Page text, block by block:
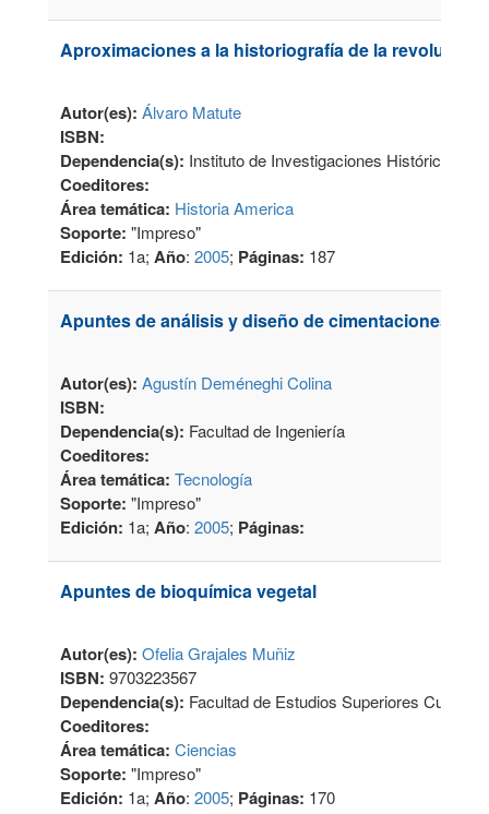
Aproximaciones a la historiografía de la revolución
Autor(es): Álvaro Matute
ISBN:
Dependencia(s): Instituto de Investigaciones Históricas
Coeditores:
Área temática: Historia America
Soporte: "Impreso"
Edición: 1a; Año: 2005; Páginas: 187
Apuntes de análisis y diseño de cimentaciones
Autor(es): Agustín Deméneghi Colina
ISBN:
Dependencia(s): Facultad de Ingeniería
Coeditores:
Área temática: Tecnología
Soporte: "Impreso"
Edición: 1a; Año: 2005; Páginas:
Apuntes de bioquímica vegetal
Autor(es): Ofelia Grajales Muñiz
ISBN: 9703223567
Dependencia(s): Facultad de Estudios Superiores
Coeditores:
Área temática: Ciencias
Soporte: "Impreso"
Edición: 1a; Año: 2005; Páginas: 170